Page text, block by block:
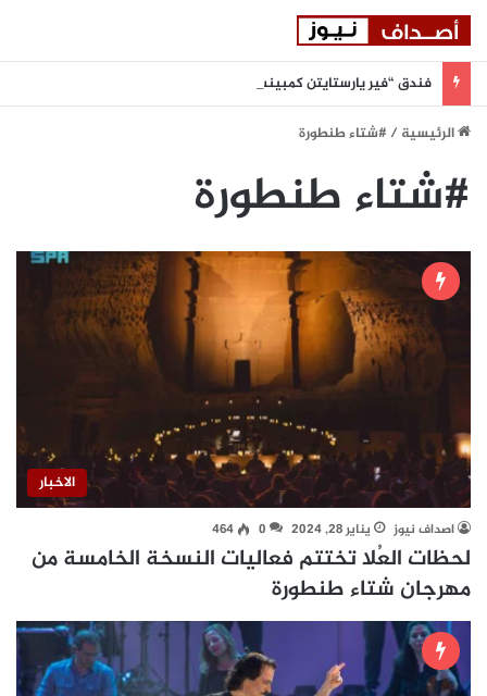
الرئيسية/ #شتاء طنطورة
#شتاء طنطورة
الاخبار
اصداف نيوز يناير 28, 2024 0
464
لحظات العُلا تختتم فعاليات النسخة الخامسة من
مهرجان شتاء طنطورة